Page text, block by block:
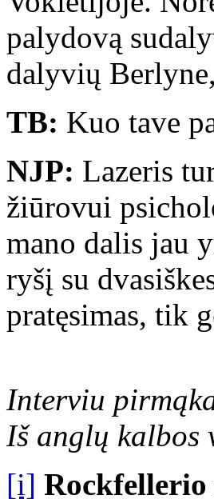
palydovą
dalyvių
TB: Kuo tave
NJP: Lazeris
žiūrovui
mano dalis jau
ryšį su
pratęsimas, tik
Interviu
Iš anglų kalbos
[i] Rockfellerio